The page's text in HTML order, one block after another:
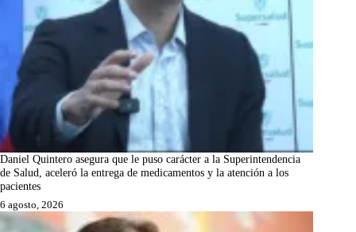
Daniel Quintero asegura que le puso carácter a la Superintendencia
de Salud, aceleró la entrega de medicamentos y la atención a los
pacientes
6 agosto, 2026